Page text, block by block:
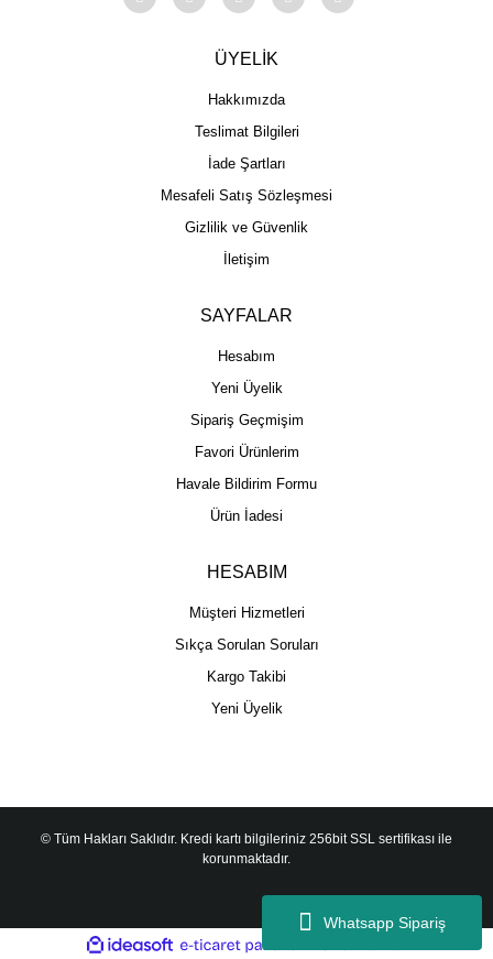
Whatsapp Sipariş
ÜYELİK
Hakkımızda
Teslimat Bilgileri
İade Şartları
Mesafeli Satış Sözleşmesi
Gizlilik ve Güvenlik
İletişim
SAYFALAR
Hesabım
Yeni Üyelik
Sipariş Geçmişim
Favori Ürünlerim
Havale Bildirim Formu
Ürün İadesi
HESABIM
Müşteri Hizmetleri
Sıkça Sorulan Soruları
Kargo Takibi
Yeni Üyelik
© Tüm Hakları Saklıdır. Kredi kartı bilgileriniz 256bit SSL sertifikası ile
korunmaktadır.
ideasoft